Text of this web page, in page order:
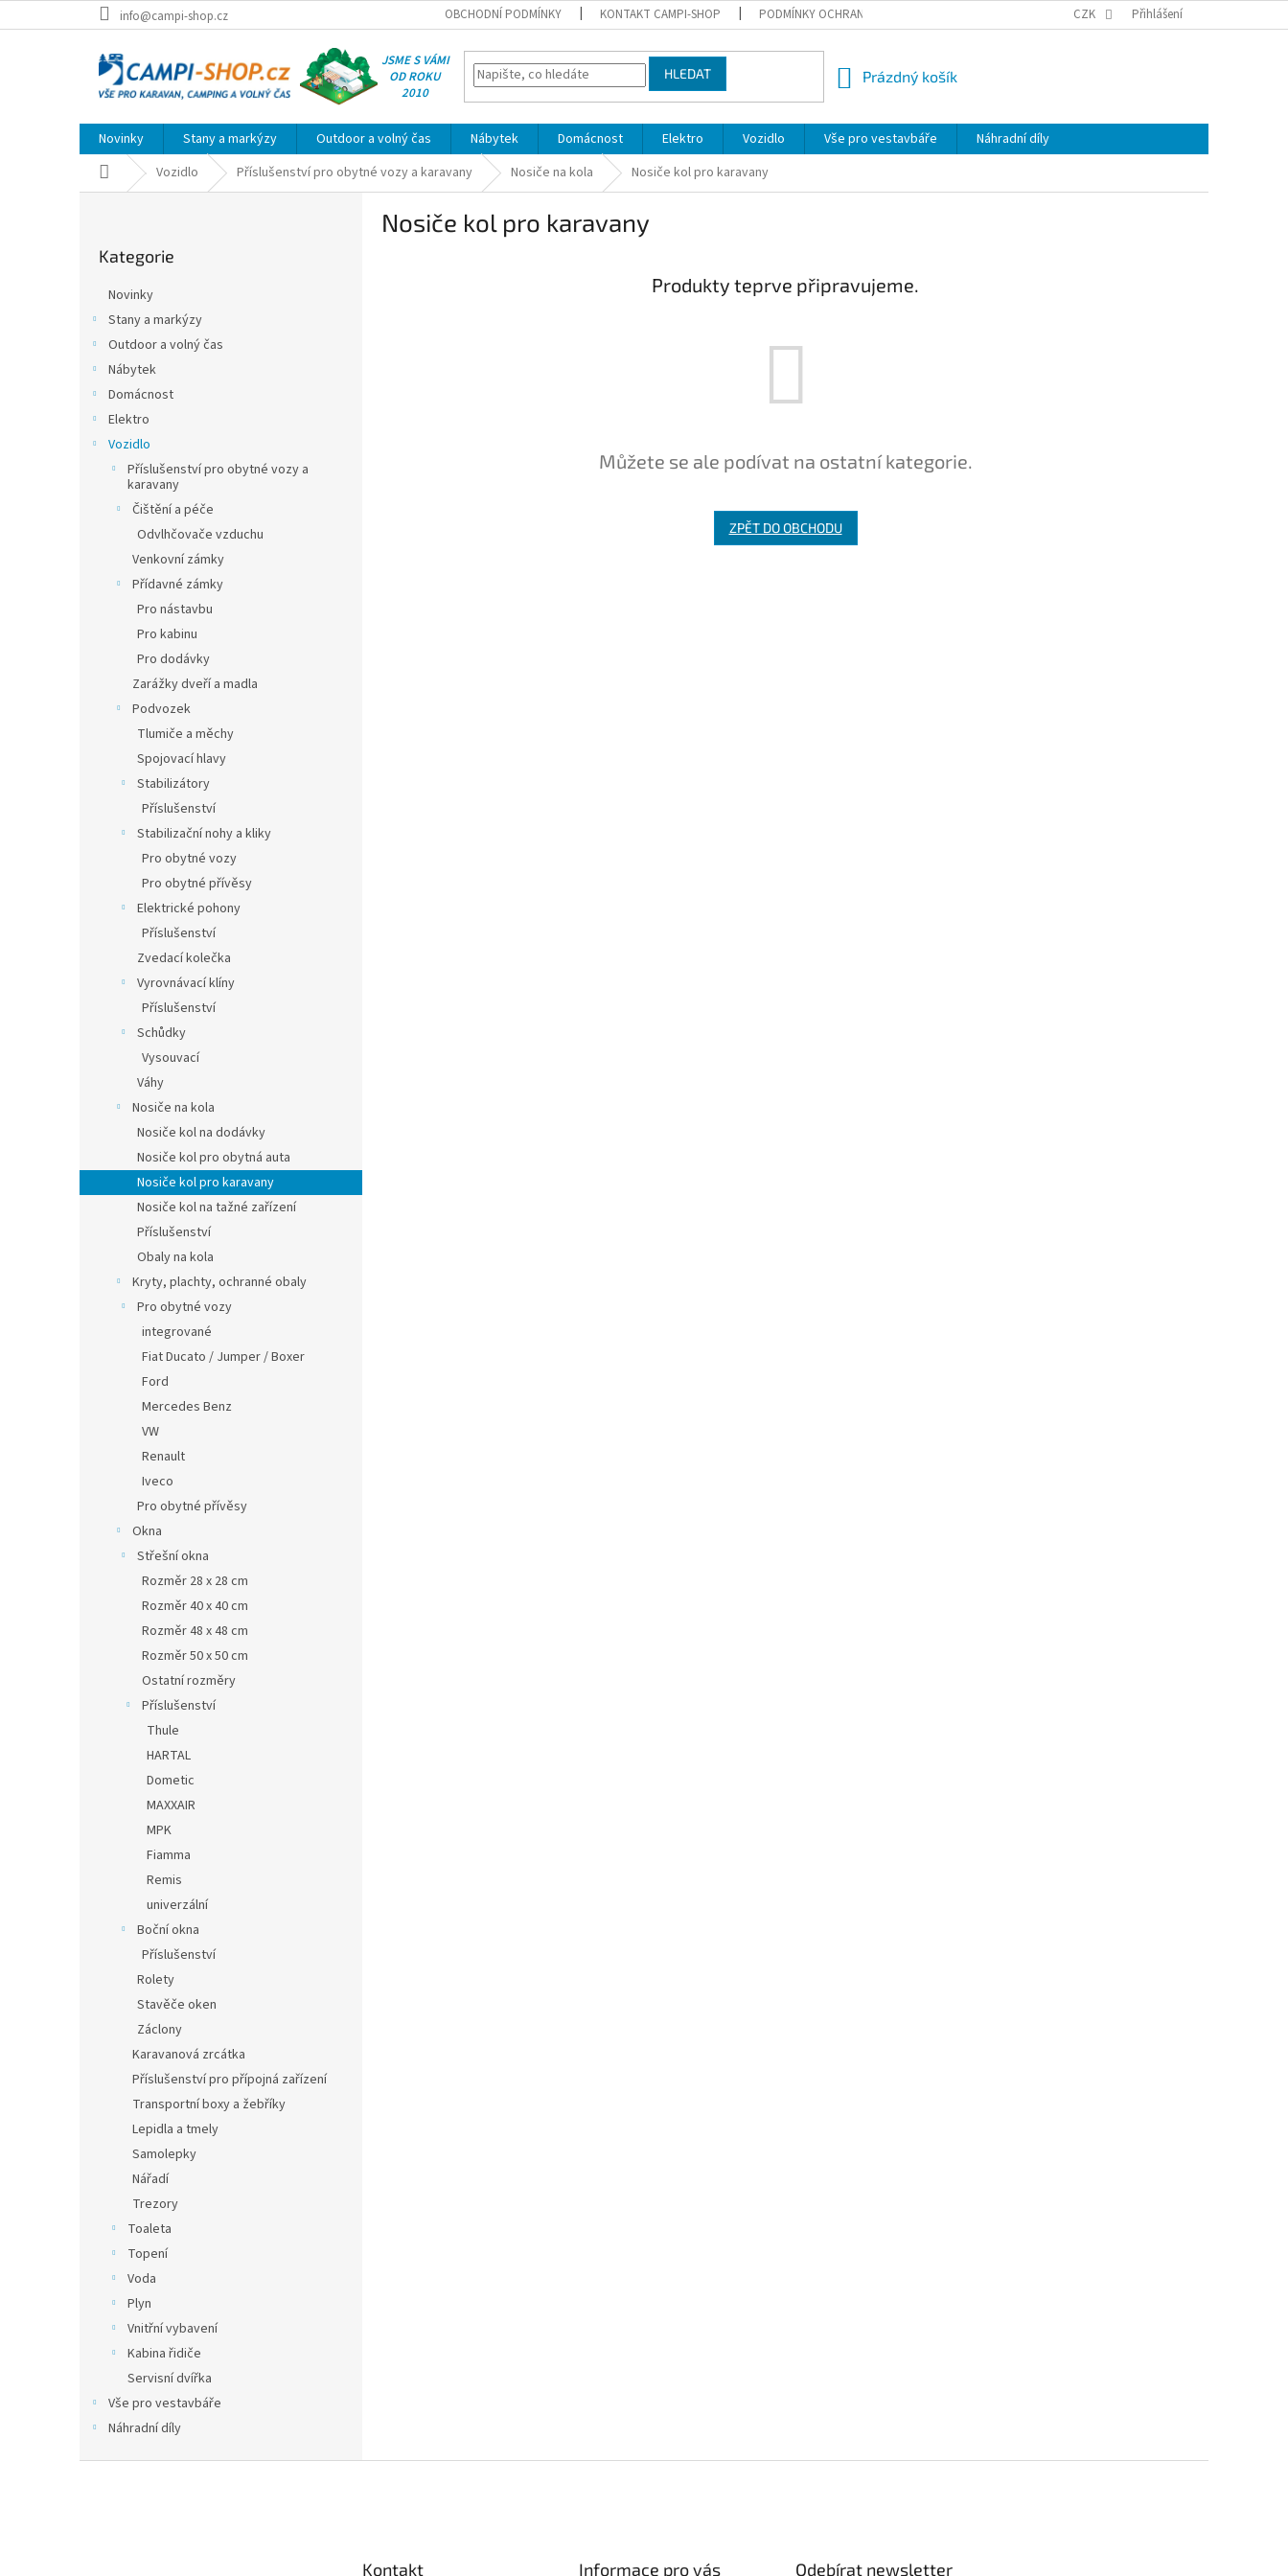
na
info@campi-shop.cz OBCHODNÍ PODMÍNKY KONTAKT CAMPI-SHOP PODMÍNKY OCHRANY OSOBNÍCH ÚDAJŮ REKLAMACE
CZK Přihlášení
JSME S VÁMI
OD ROKU
2010
HLEDAT
NÁKUPNÍ
Prázdný košík
Novinky Stany a markýzy Outdoor a volný čas Nábytek Domácnost Elektro Vozidlo Vše pro vestavbáře
Náhradní díly
Domů Vozidlo Příslušenství pro obytné vozy a karavany Nosiče na kola Nosiče kol pro karavany
kategorie
Kategorie
Novinky
Stany a markýzy
Outdoor a volný čas
Nábytek
Domácnost
Elektro
Vozidlo
Příslušenství pro obytné vozy a
karavany
Čištění a péče
Odvlhčovače vzduchu
Venkovní zámky
Přídavné zámky
Pro nástavbu
Pro kabinu
Pro dodávky
Zarážky dveří a madla
Podvozek
Tlumiče a měchy
Spojovací hlavy
Stabilizátory
Příslušenství
Stabilizační nohy a kliky
Pro obytné vozy
Pro obytné přívěsy
Elektrické pohony
Příslušenství
Zvedací kolečka
Vyrovnávací klíny
Příslušenství
Schůdky
Vysouvací
Váhy
Nosiče na kola
Nosiče kol na dodávky
Nosiče kol pro obytná auta
Nosiče kol pro karavany
Nosiče kol na tažné zařízení
Příslušenství
Obaly na kola
Kryty, plachty, ochranné obaly
Pro obytné vozy
integrované
Fiat Ducato / Jumper / Boxer
Ford
Mercedes Benz
VW
Renault
Iveco
Pro obytné přívěsy
Okna
Střešní okna
Rozměr 28 x 28 cm
Rozměr 40 x 40 cm
Rozměr 48 x 48 cm
Rozměr 50 x 50 cm
Ostatní rozměry
Příslušenství
Thule
HARTAL
Dometic
MAXXAIR
MPK
Fiamma
Remis
univerzální
Boční okna
Příslušenství
Rolety
Stavěče oken
Záclony
Karavanová zrcátka
Příslušenství pro přípojná zařízení
Transportní boxy a žebříky
Lepidla a tmely
Samolepky
Nářadí
Trezory
Toaleta
Topení
Voda
Plyn
Vnitřní vybavení
Kabina řidiče
Servisní dvířka
Vše pro vestavbáře
Náhradní díly
Nosiče kol pro karavany
Produkty teprve připravujeme.
Můžete se ale podívat na ostatní kategorie.
ZPĚT DO OBCHODU
Kontakt Informace pro vás Odebírat newsletter